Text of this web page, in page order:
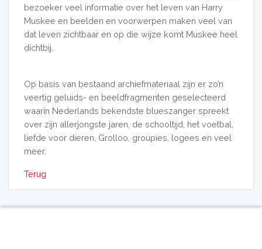
bezoeker veel informatie over het leven van Harry
Muskee en beelden en voorwerpen maken veel van
dat leven zichtbaar en op die wijze komt Muskee heel
dichtbij.
Op basis van bestaand archiefmateriaal zijn er zo’n
veertig geluids- en beeldfragmenten geselecteerd
waarin Nederlands bekendste blueszanger spreekt
over zijn allerjongste jaren, de schooltijd, het voetbal,
liefde voor dieren, Grolloo, groupies, logees en veel
meer.
Terug